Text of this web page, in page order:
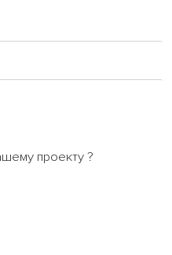
проекту ?